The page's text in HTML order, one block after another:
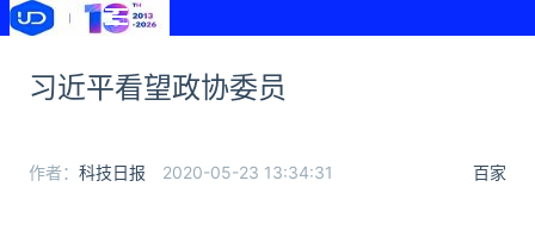
习近平看望政协委员
百家
作者： 科技日报 2020-05-23 13:34:31